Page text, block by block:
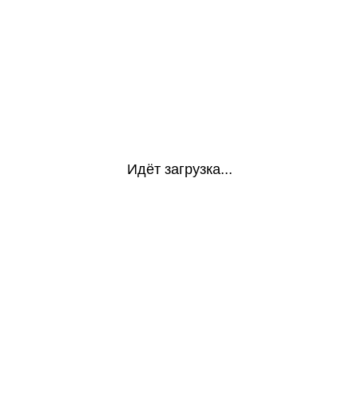
Идёт загрузка...